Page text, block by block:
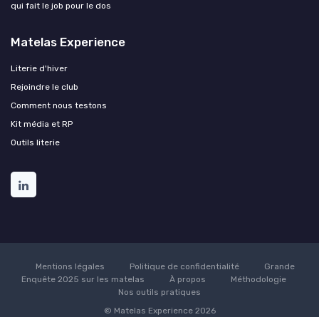
qui fait le job pour le dos
Matelas Experience
Literie d'hiver
Rejoindre le club
Comment nous testons
Kit média et RP
Outils literie
Mentions légales Politique de confidentialité
Grande
Enquête 2025 sur les matelas
À propos
Méthodologie
Nos outils pratiques
© Matelas Experience 2026